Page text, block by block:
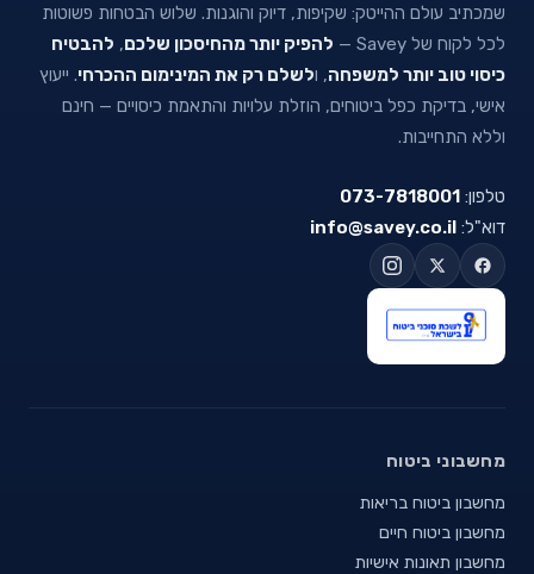
שמכתיב עולם ההייטק: שקיפות, דיוק והוגנות. שלוש הבטחות פשוטות
לכל לקוח של Savey —
להפיק יותר מהחיסכון שלכם, להבטיח
כיסוי טוב יותר למשפחה, ולשלם רק את המינימום ההכרחי. ייעוץ
אישי, בדיקת כפל ביטוחים, הוזלת עלויות והתאמת כיסויים — חינם
וללא התחייבות.
טלפון: 073-7818001
דוא"ל: info@savey.co.il
מחשבוני ביטוח
מחשבון ביטוח בריאות
מחשבון ביטוח חיים
מחשבון תאונות אישיות